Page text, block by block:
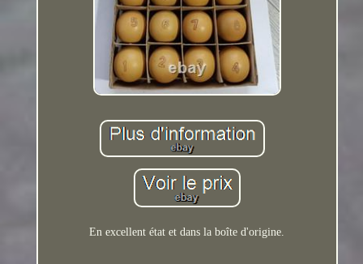
En excellent état et dans la boîte d'origine.